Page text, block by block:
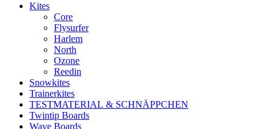
Kites
Core
Flysurfer
Harlem
North
Ozone
Reedin
Snowkites
Trainerkites
TESTMATERIAL & SCHNÄPPCHEN
Twintip Boards
Wave Boards